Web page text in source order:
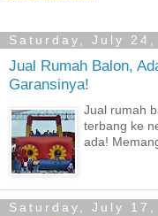
Saturday, July 24,
Jual Rumah Balon,
Garansinya!
Jual rumah
terbang ke
ada!
Saturday, July 17,